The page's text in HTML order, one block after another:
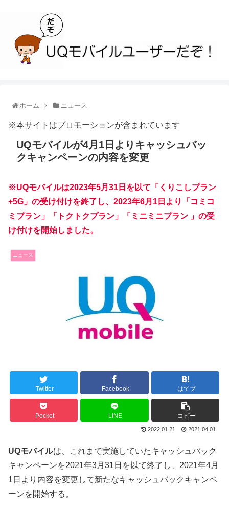
ホーム ニュース
※本サイトはプロモーションが含まれています
UQモバイルが4月1日よりキャッシュバッ
クキャンペーンの内容を変更
※UQモバイルは2023年5月31日を以て「くりこしプラン
+5G」の受け付けを終了し、2023年6月1日より「コミコ
ミプラン」「トクトクプラン」「ミニミニプラン 」の受
け付けを開始しました。
ニュース
Twitter Facebook はてブ
Pocket LINE コピー
2022.01.21 2021.04.01
UQモバイルは、これまで実施していたキャッシュバック
キャンペーンを2021年3月31日を以て終了し、2021年4月
1日より内容を変更して新たなキャッシュバックキャンペ
ーンを開始する。